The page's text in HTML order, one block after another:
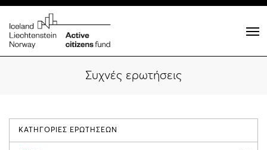
Συχνές ερωτήσεις
ΚΑΤΗΓΟΡΙΕΣ ΕΡΩΤΗΣΕΩΝ